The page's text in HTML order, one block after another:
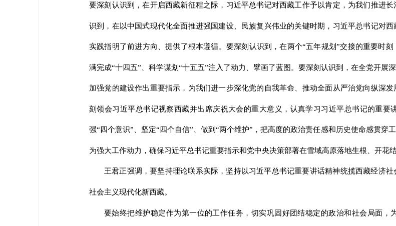
要深刻认识到，在开启西藏新征程之际，习近平总书记对西藏工作予以肯定，为我们推进
识到，在以中国式现代化全面推进强国建设、民族复兴伟业的关键时期，习近平总书记对
实践指明了前进方向、提供了根本遵循。要深刻认识到，在两个“五年规划”交接的重要时
满完成“十四五”、科学谋划“十五五”注入了动力、擘画了蓝图。要深刻认识到，在全党开展
加强党的建设作出重要指示，为我们进一步深化党的自我革命、推动全面从严治党向纵深
刻领会习近平总书记视察西藏并出席庆祝大会的重大意义，认真学习习近平总书记的重
强“四个意识”、坚定“四个自信”、做到“两个维护”，把高度的政治责任感和历史使命感贯穿
为强大工作动力，确保习近平总书记重要指示和党中央决策部署在雪域高原落地生根、开花结
王君正强调，要坚持理论联系实际，坚持以习近平总书记重要讲话精神统揽西藏经济
社会主义现代化新西藏。
要始终把维护稳定作为第一位的工作任务，切实巩固好团结稳定的政治和社会局面